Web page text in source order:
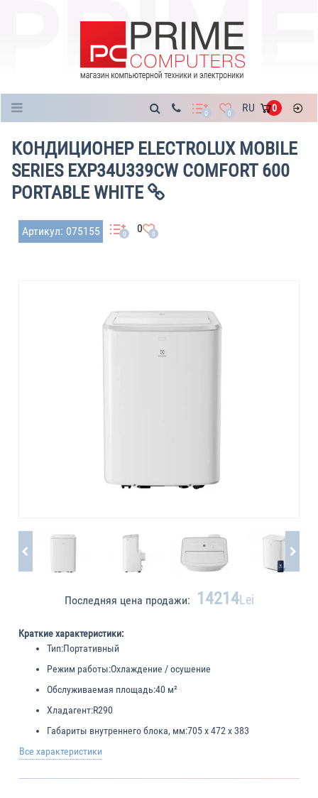
0 0 RU 0
КОНДИЦИОНЕР ELECTROLUX MOBILE
SERIES EXP34U339CW COMFORT 600
PORTABLE WHITE
Артикул: 075155 0 0 0
Последняя цена продажи: 14214Lei
Краткие характеристики:
Тип:Портативный
Режим работы:Охлаждение / осушение
Обслуживаемая площадь:40 м²
Хладагент:R290
Габариты внутреннего блока, мм:705 x 472 x 383
Все характеристики